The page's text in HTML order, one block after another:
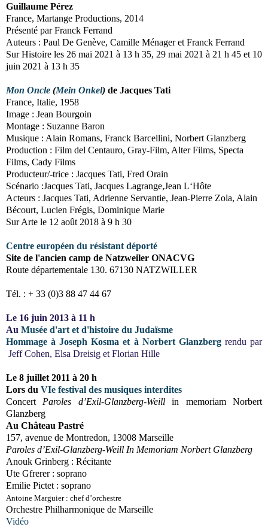
Guillaume Pérez
France, Martange Productions, 2014
Présenté par Franck Ferrand
Auteurs : Paul De Genève, Camille Ménager et Franck Ferrand
Sur Histoire les 26 mai 2021 à 13 h 35, 29 mai 2021 à 21 h 45 et 10
juin 2021 à 13 h 35
Mon Oncle (Mein Onkel) de Jacques Tati
France, Italie, 1958
Image : Jean Bourgoin
Montage : Suzanne Baron
Musique : Alain Romans, Franck Barcellini, Norbert Glanzberg
Production : Film del Centauro, Gray-Film, Alter Films, Specta
Films, Cady Films
Producteur/-trice : Jacques Tati, Fred Orain
Scénario :Jacques Tati, Jacques Lagrange,Jean L‘Hôte
Acteurs : Jacques Tati, Adrienne Servantie, Jean-Pierre Zola, Alain
Bécourt, Lucien Frégis, Dominique Marie
Sur Arte le 12 août 2018 à 9 h 30
Centre européen du résistant déporté
Site de l'ancien camp de Natzweiler ONACVG
Route départementale 130. 67130 NATZWILLER
Tél. : + 33 (0)3 88 47 44 67
Le 16 juin 2013 à 11 h
Au Musée d'art et d'histoire du Judaïsme
Hommage à Joseph Kosma et à Norbert Glanzbergrendu par
Jeff Cohen, Elsa Dreisig et Florian Hille
Le 8 juillet 2011 à 20 h
Lors du VIe festival des musiques interdites
Concert Paroles d’Exil-Glanzberg-Weillin memoriam Norbert
Glanzberg
Au Château Pastré
157, avenue de Montredon, 13008 Marseille
Paroles d’Exil-Glanzberg-Weill In Memoriam Norbert Glanzberg
Anouk Grinberg : Récitante
Ute Gfrerer : soprano
Emilie Pictet : soprano
Antoine Marguier : chef d’orchestre
Orchestre Philharmonique de Marseille
Vidéo